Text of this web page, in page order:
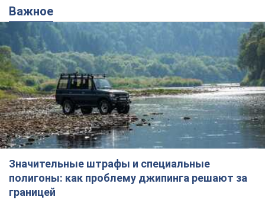
Значительные штрафы и специальные
полигоны: как проблему джипинга решают за
границей
Украине не помешает взять пример со стран Европы
8.08.2026 05:10 2,0 т.
В Прикарпатье после аномальной
жары прошел сильный ливень:
дороги превратились в реки. Видео
Непогода обрушилась на Ивано-Франковскую